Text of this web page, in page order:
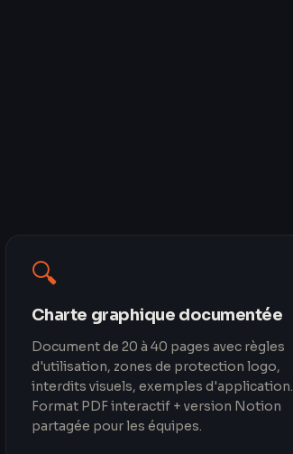
🔍
Charte graphique documentée
Document de 20 à 40 pages avec règles
d'utilisation, zones de protection logo,
interdits visuels, exemples d'application.
Format PDF interactif + version Notion
partagée pour les équipes.